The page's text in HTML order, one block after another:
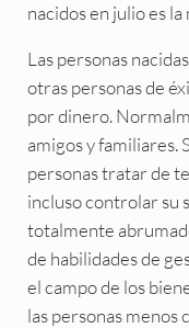
nacidos en julio es
Las personas
otras personas de
por dinero.
amigos y familiares.
personas tratar de
incluso controlar su
totalmente
de habilidades de
el campo de los
las personas menos